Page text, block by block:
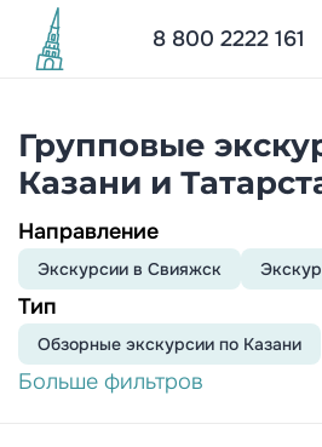
8 800 2222 161
Групповые
Казани и
Направление
Экскурсии в Свияжск
Тип
Обзорныe экскурсии по Казани
Больше фильтров